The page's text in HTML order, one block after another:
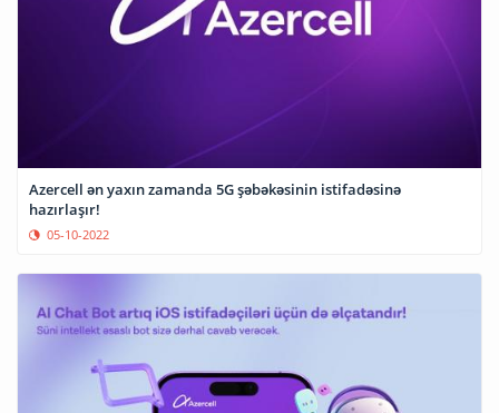
Azercell ən yaxın zamanda 5G şəbəkəsinin istifadəsinə
hazırlaşır!
05-10-2022